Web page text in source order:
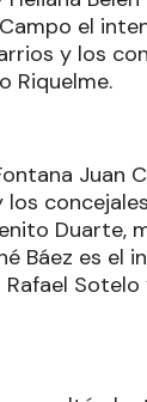
el
y los
Riquelme.
Juan
Duarte,
Báez es el